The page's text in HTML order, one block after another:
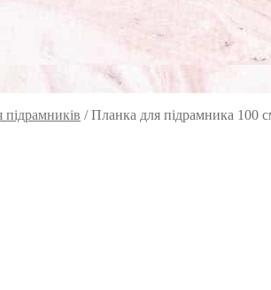
/Планка для підрамника 100